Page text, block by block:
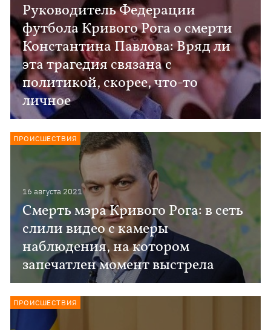
Руководитель Федерации
футбола Кривого Рога о смерти
Константина Павлова: Вряд ли
эта трагедия связана с
политикой, скорее, что-то
личное
16 августа 2021
Смерть мэра Кривого Рога: в сеть
слили видео с камеры
наблюдения, на котором
запечатлен момент выстрела
ПРОИСШЕСТВИЯ
ПРОИСШЕСТВИЯ